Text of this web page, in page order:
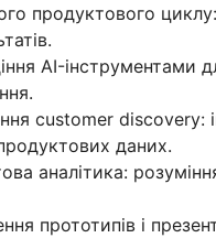
продуктового
AI-інструментами
customer discovery:
даних.
аналітика:
прототипів і